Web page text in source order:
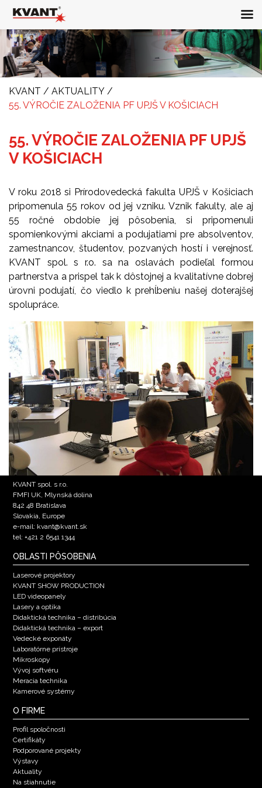
KVANT / AKTUALITY /
55. VÝROČIE ZALOŽENIA PF UPJŠ V KOŠICIACH
55. VÝROČIE ZALOŽENIA PF UPJŠ
V KOŠICIACH
V roku 2018 si Prírodovedecká fakulta UPJŠ v Košiciach
pripomenula 55 rokov od jej vzniku. Vznik fakulty, ale aj
55 ročné obdobie jej pôsobenia, si pripomenuli
spomienkovými akciami a podujatiami pre absolventov,
zamestnancov, študentov, pozvaných hostí i verejnosť.
KVANT spol. s r.o. sa na oslavách podieľal formou
partnerstva a prispel tak k dôstojnej a kvalitatívne dobrej
úrovni podujatí, čo viedlo k prehĺbeniu našej doterajšej
spolupráce.
KVANT spol. s r.o.
FMFI UK, Mlynská dolina
842 48 Bratislava
Slovakia, Europe
e-mail: kvant@kvant.sk
tel: +421 2 6541 1344
OBLASTI PÔSOBENIA
Laserové projektory
KVANT SHOW PRODUCTION
LED videopanely
Lasery a optika
Didaktická technika – distribúcia
Didaktická technika – export
Vedecké exponáty
Laboratórne prístroje
Mikroskopy
Vývoj softvéru
Meracia technika
Kamerové systémy
O FIRME
Profil spoločnosti
Certifikáty
Podporované projekty
Výstavy
Aktuality
Na stiahnutie